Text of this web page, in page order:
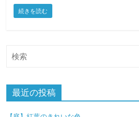
続きを読む
最近の投稿